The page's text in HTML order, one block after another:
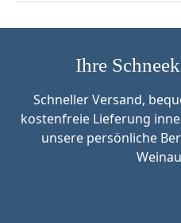
Ihre
Schneller Versand,
kostenfreie Lieferung
unsere persönliche